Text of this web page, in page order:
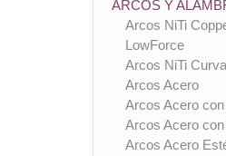
ARCOS Y
Arcos NiTi
LowForce
Arcos NiTi
Arcos Acero
Arcos Acero
Arcos Acero
Arcos Acero